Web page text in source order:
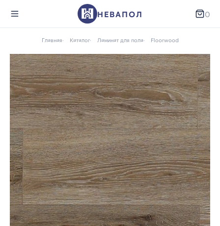
НЕВАПОЛ 0
Главная Каталог Ламинат для пола Floorwood